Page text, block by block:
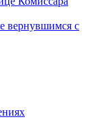
вернувшимся с